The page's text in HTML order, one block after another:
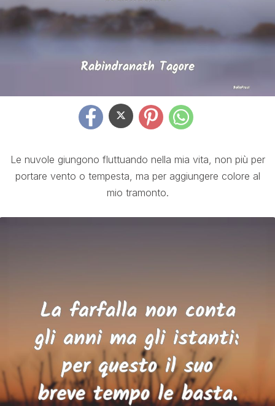
Le nuvole giungono fluttuando nella mia vita, non più per
portare vento o tempesta, ma per aggiungere colore al
mio tramonto.